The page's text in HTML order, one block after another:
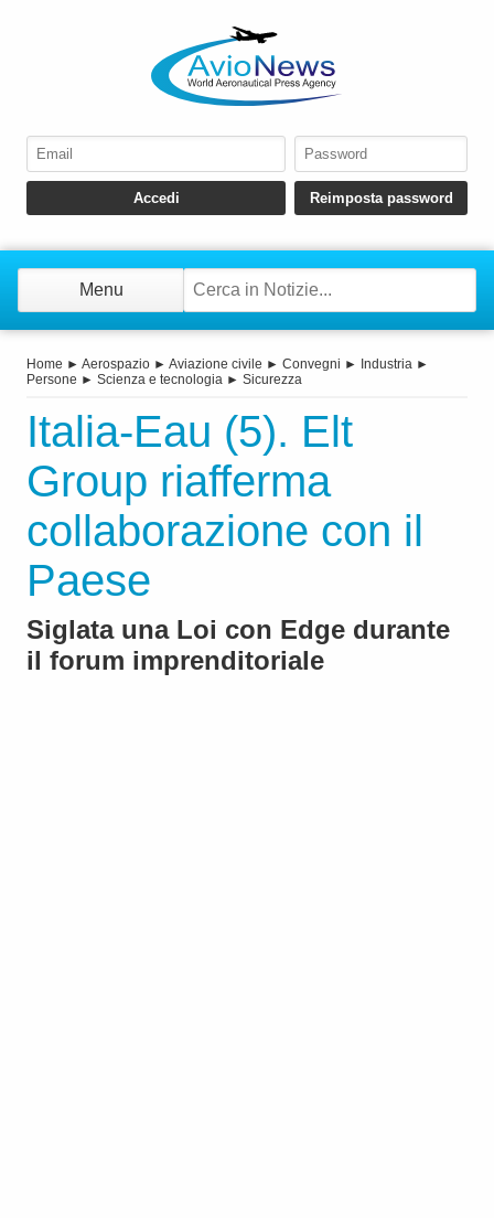
Menu
Home ► Aerospazio ► Aviazione civile ► Convegni ► Industria ►
Persone ► Scienza e tecnologia ► Sicurezza
Italia-Eau (5). Elt
Group riafferma
collaborazione con il
Paese
Siglata una Loi con Edge durante
il forum imprenditoriale